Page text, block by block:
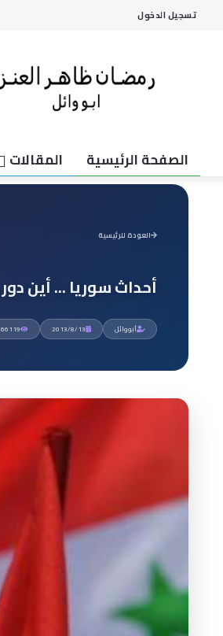
تسجيل الدخول
الصفحة الرئيسية المقالات
العودة للرئيسية
أحداث سوريا ... أين
أبووائل 2013/8/13 66119 مشاهدة